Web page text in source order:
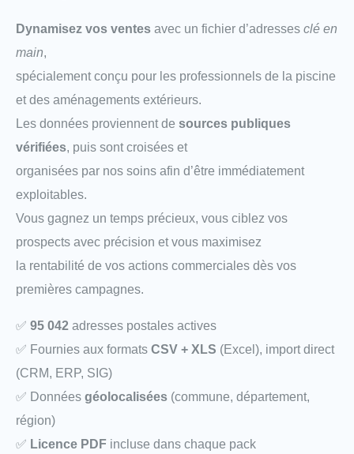
Dynamisez vos ventes avec un fichier d’adresses clé en
main,
spécialement conçu pour les professionnels de la piscine
et des aménagements extérieurs.
Les données proviennent de sources publiques
vérifiées, puis sont croisées et
organisées par nos soins afin d’être immédiatement
exploitables.
Vous gagnez un temps précieux, vous ciblez vos
prospects avec précision et vous maximisez
la rentabilité de vos actions commerciales dès vos
premières campagnes.
✅ 95 042 adresses postales actives
✅ Fournies aux formats CSV + XLS (Excel), import direct
(CRM, ERP, SIG)
✅ Données géolocalisées (commune, département,
région)
✅ Licence PDF incluse dans chaque pack